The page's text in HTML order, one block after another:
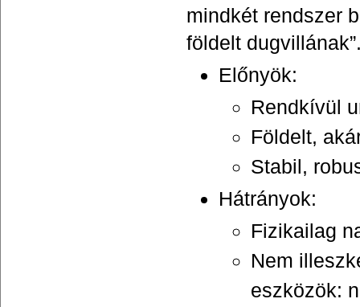
mindkét rendszer
földelt
Előnyök:
Rendkívül
Földelt,
Stabil,
Hátrányok:
Fizikailag
Nem
eszközök: